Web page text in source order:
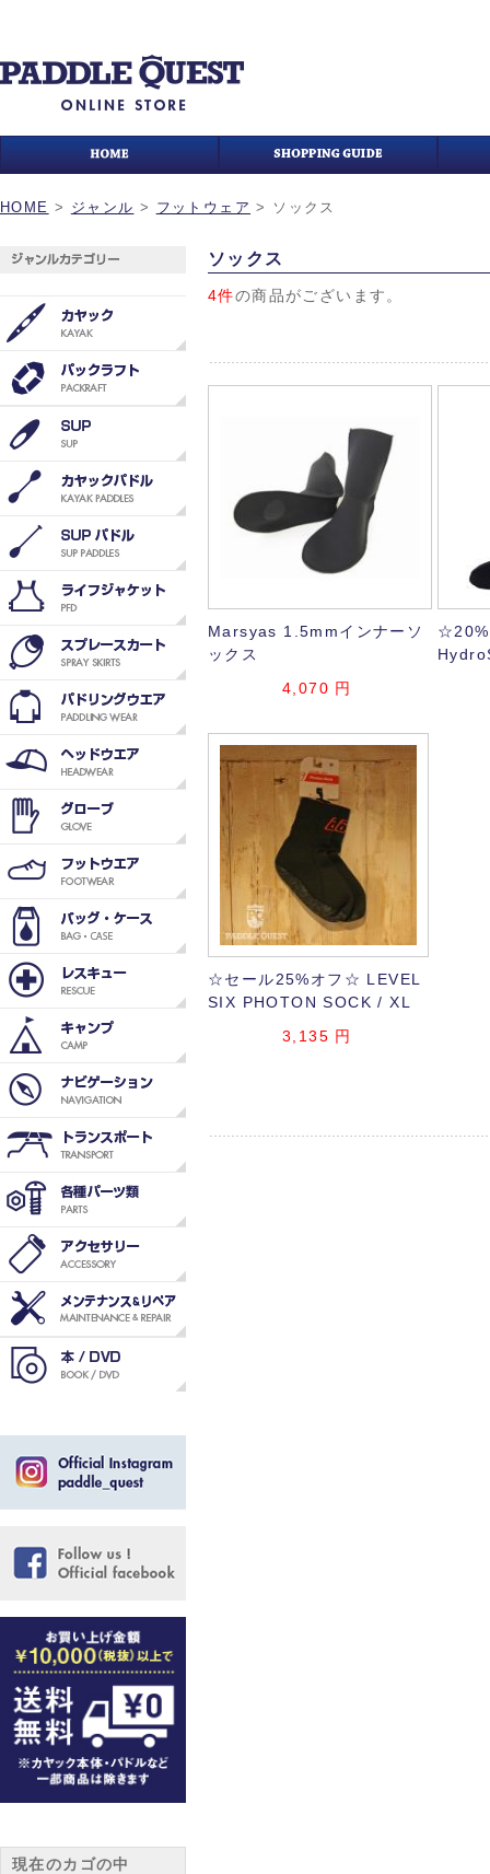
HOME > ジャンル > フットウェア > ソックス
現在のカゴの中
ソックス
4件の商品がございます。
Marsyas 1.5mmインナーソ
ックス
4,070 円
☆セール25%オフ☆ LEVEL
SIX PHOTON SOCK / XL
3,135 円